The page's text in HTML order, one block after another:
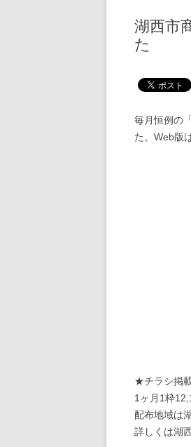
湖西市
た
毎月恒例の
た。Web版
★チラシ掲
1ヶ月1枠
配布地域は
詳しくは湖